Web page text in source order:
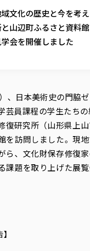
カラー
覧
成ガイドライン
について
計画
Newsletter 東北福祉大
エゾンゼミⅠ）について
ナビ（テキスト等）
リンク集）
ング測定結果（国見キャン
ード
規則第172条の2に基づく情
る情報の公表
置計画履行状況報告書
ジメント学科
科 社会福祉学専攻 修士課
科 社会福祉学専攻 博士課
合福祉学研究科 社会福祉学
学部・大学院）
格・免許
キャリア教育
へ
拶
いて
のご案内
度について
人・インターンシップ検
ア支援体制
問、情報提供へのご協力の
問
課外
サークル紹介
紹介
国際
修
Students
ター国際交流の活動
の研究活動
研究活動
研究紹介
検討の皆様へ
の紀要・リポジトリ
紀要・リポジトリ
プンアクセス方針
連携
携
イル予防及びデジタルデ
連携活動
携活動報告書
との主な協定
生涯教育・
会人講座
臨床研究セミナー
究室
連法人
について
設利用
タルシステム
域文化の歴史と今を考
山辺町ふるさと資料
会を開催しました
、日本美術史の門脇
芸員課程の学生たち
復研究所（山形県上
を訪問しました。現
ら、文化財保存修復
課題を取り上げた展
】